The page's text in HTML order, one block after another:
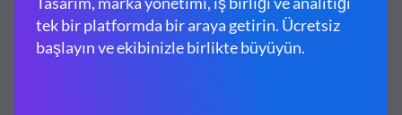
yükleyerek, ücretsiz görsel resimler ekleyerek,çizelgeler
ve grafikler oluşturarakve daha fazlasını yaparak her